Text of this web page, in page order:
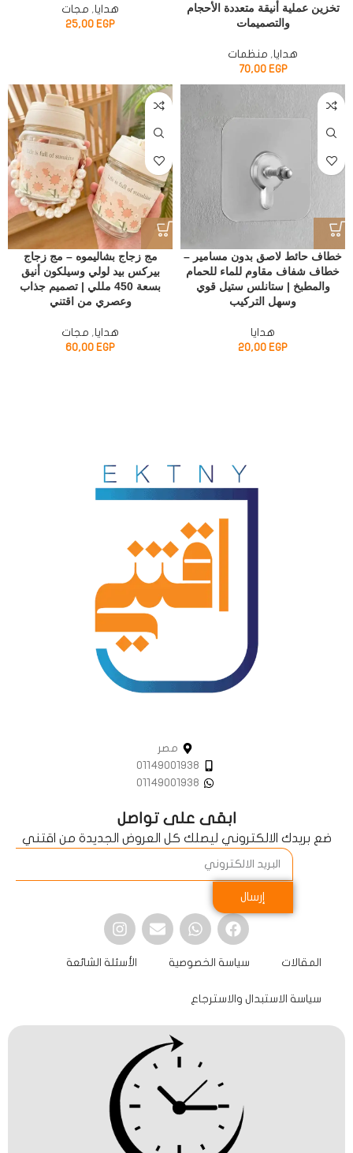
تخزين عملية أنيقة متعددة الأحجام
والتصميمات
هدايا , منظمات
70,00 EGP
هدايا , مجات
25,00 EGP
خطاف حائط لاصق بدون مسامير –
خطاف شفاف مقاوم للماء للحمام
والمطبخ | ستانلس ستيل قوي
وسهل التركيب
هدايا
20,00 EGP
مج زجاج بشاليموه – مج زجاج
بيركس بيد لولي وسيلكون أنيق
بسعة 450 مللي | تصميم جذاب
وعصري من اقتني
هدايا , مجات
60,00 EGP
مصر
01149001938
01149001938
ابقى على تواصل
ضع بريدك الالكتروني ليصلك كل العروض الجديدة من اقتني
إرسال
المقالات سياسة الخصوصية الأسئلة الشائعة
سياسة الاستبدال والاسترجاع